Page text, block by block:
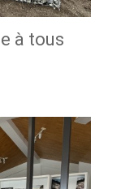
à tous